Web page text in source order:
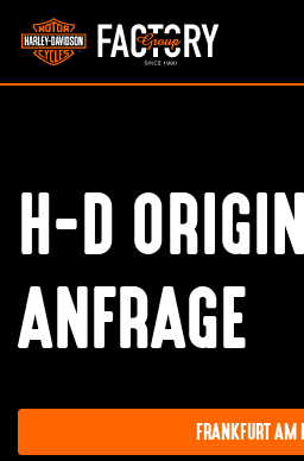
H-D
ANFRAGE
FRANKFURT